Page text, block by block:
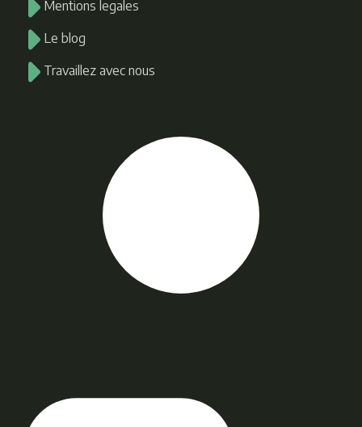
Mentions legales
Le blog
Travaillez avec nous